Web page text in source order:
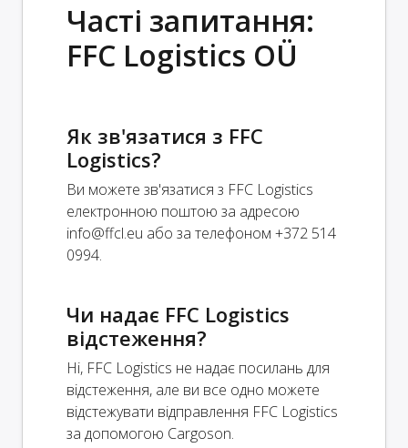
Часті запитання:
FFC Logistics OÜ
Як зв'язатися з FFC
Logistics?
Ви можете зв'язатися з FFC Logistics
електронною поштою за адресою
info@ffcl.eu або за телефоном +372 514
0994.
Чи надає FFC Logistics
відстеження?
Ні, FFC Logistics не надає посилань для
відстеження, але ви все одно можете
відстежувати відправлення FFC Logistics
за допомогою Cargoson.